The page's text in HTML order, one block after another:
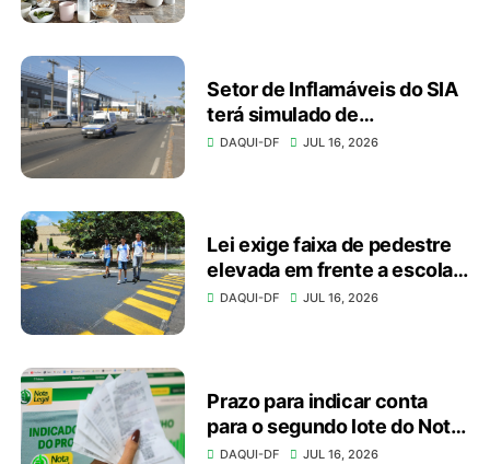
Setor de Inflamáveis do SIA
terá simulado de
emergência no domingo
DAQUI-DF JUL 16, 2026
Lei exige faixa de pedestre
elevada em frente a escolas
e unidades de saúde
DAQUI-DF JUL 16, 2026
Prazo para indicar conta
para o segundo lote do Nota
Legal vai até dia 20
DAQUI-DF JUL 16, 2026